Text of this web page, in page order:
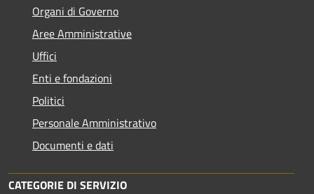
Organi di Governo
Aree Amministrative
Uffici
Enti e fondazioni
Politici
Personale Amministrativo
Documenti e dati
CATEGORIE DI SERVIZIO